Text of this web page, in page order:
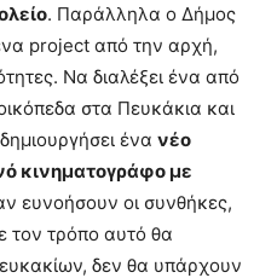
. Παράλληλα ο Δήμος
project από την αρχή,
Να διαλέξει ένα από
στα Πευκάκια και
ένα νέο
κινηματογράφο με
ευνοήσουν οι συνθήκες,
τον τρόπο αυτό θα
δεν θα υπάρχουν